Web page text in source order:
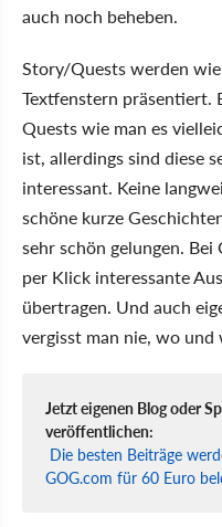
auch noch beheben.
Story/Quests werden
Textfenstern präsentiert.
Quests wie man es
ist, allerdings sind diese
interessant. Keine
schöne kurze
sehr schön gelungen.
per Klick interessante
übertragen. Und auch
vergisst man nie, wo und
Jetzt eigenen Blog oder
veröffentlichen:
Die besten Beiträge
GOG.com für 60 Euro